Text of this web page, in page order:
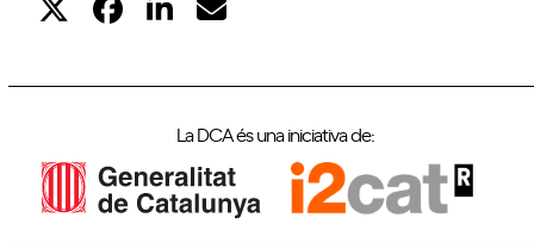
La DCA és una iniciativa de: